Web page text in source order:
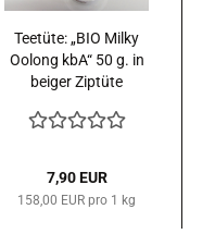
Teetüte: „BIO Milky
Oolong kbA“ 50 g. in
beiger Ziptüte
7,90 EUR
158,00 EUR pro 1 kg